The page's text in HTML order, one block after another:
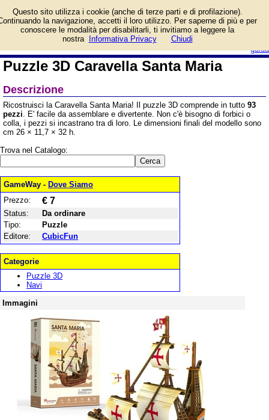
guida
Caravella Santa Maria e
prezzo di vendita.
Prodotto da CubicFun
Puzzle 3D Caravella Santa Maria
Descrizione
Ricostruisci la Caravella Santa Maria! Il puzzle 3D comprende in tutto 93
pezzi. E' facile da assemblare e divertente. Non c'è bisogno di forbici o
colla, i pezzi si incastrano tra di loro. Le dimensioni finali del modello sono
cm 26 × 11,7 × 32 h.
Trova nel Catalogo:
GameWay - Dove Siamo
Prezzo:
€ 7
Status:
Da ordinare
Tipo:
Puzzle
Editore:
CubicFun
Categorie
Puzzle 3D
Navi
Immagini
Questo sito utilizza i cookie (anche di terze parti e di profilazione).
la navigazione, accetti il loro utilizzo. Per saperne di più e per
conoscere le modalità per disabilitarli, ti invitiamo a leggere la
nostra
Informativa Privacy Chiudi